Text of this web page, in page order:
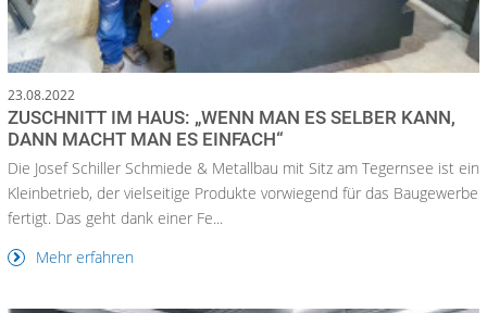
23.08.2022
ZUSCHNITT IM HAUS: „WENN MAN ES SELBER KANN,
DANN MACHT MAN ES EINFACH“
Die Josef Schiller Schmiede & Metallbau mit Sitz am Tegernsee ist ein
Kleinbetrieb, der vielseitige Produkte vorwiegend für das Baugewerbe
fertigt. Das geht dank einer Fe...
Mehr erfahren